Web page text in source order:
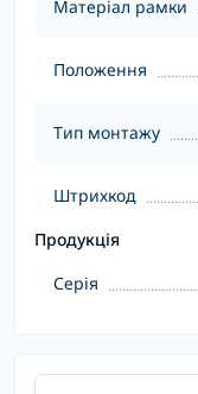
Матеріал рамки
Положення
Тип монтажу
Штрихкод
Продукція
Серія